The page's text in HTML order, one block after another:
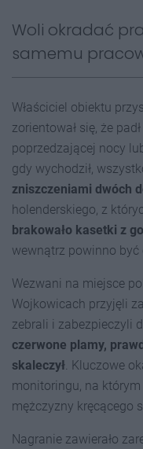
Woli okradać
samemu
Właściciel obiektu
zorientował się, że
poprzedzającej nocy
gdy wychodził,
zniszczeniami dwóch
holenderskiego, z
brakowało kasetki z
wewnątrz powinno być
Wezwani na miejsce
Wojkowicach przyjęli
zebrali i zabezpieczyli
czerwone plamy,
skaleczył. Kluczowe
monitoringu, na
mężczyzny kręcącego
Nagranie zawierało